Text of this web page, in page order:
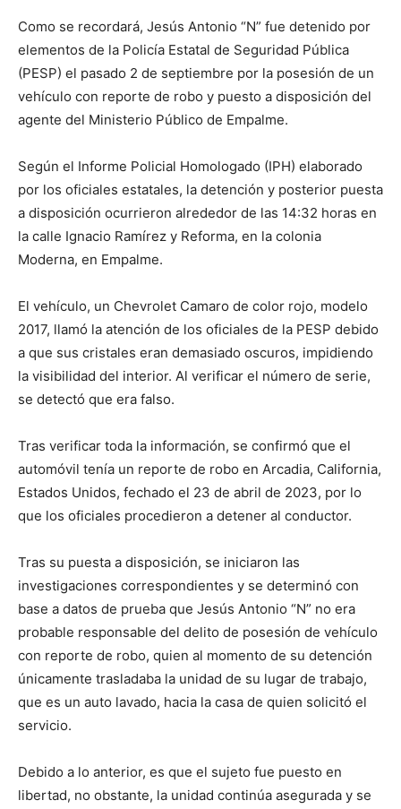
Como se recordará, Jesús Antonio “N” fue detenido por
elementos de la Policía Estatal de Seguridad Pública
(PESP) el pasado 2 de septiembre por la posesión de un
vehículo con reporte de robo y puesto a disposición del
agente del Ministerio Público de Empalme.
Según el Informe Policial Homologado (IPH) elaborado
por los oficiales estatales, la detención y posterior puesta
a disposición ocurrieron alrededor de las 14:32 horas en
la calle Ignacio Ramírez y Reforma, en la colonia
Moderna, en Empalme.
El vehículo, un Chevrolet Camaro de color rojo, modelo
2017, llamó la atención de los oficiales de la PESP debido
a que sus cristales eran demasiado oscuros, impidiendo
la visibilidad del interior. Al verificar el número de serie,
se detectó que era falso.
Tras verificar toda la información, se confirmó que el
automóvil tenía un reporte de robo en Arcadia, California,
Estados Unidos, fechado el 23 de abril de 2023, por lo
que los oficiales procedieron a detener al conductor.
Tras su puesta a disposición, se iniciaron las
investigaciones correspondientes y se determinó con
base a datos de prueba que Jesús Antonio “N” no era
probable responsable del delito de posesión de vehículo
con reporte de robo, quien al momento de su detención
únicamente trasladaba la unidad de su lugar de trabajo,
que es un auto lavado, hacia la casa de quien solicitó el
servicio.
Debido a lo anterior, es que el sujeto fue puesto en
libertad, no obstante, la unidad continúa asegurada y se